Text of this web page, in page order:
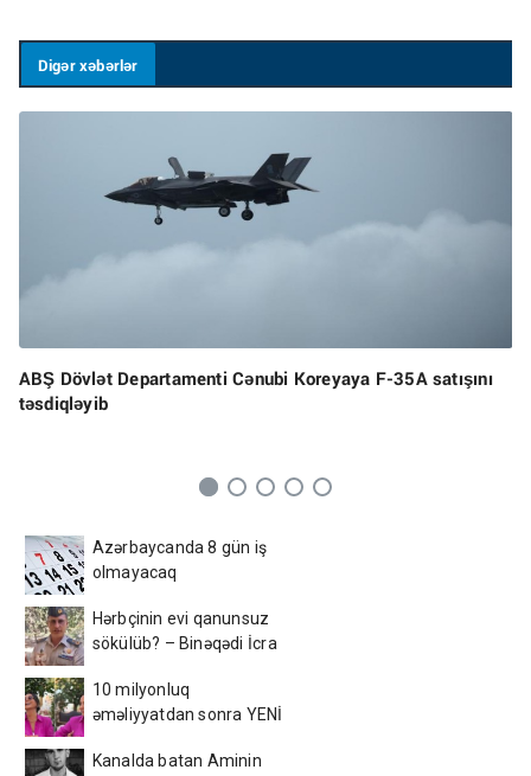
Digər xəbərlər
ABŞ Dövlət Departamenti Cənubi Koreyaya F-35A satışını
təsdiqləyib
Azərbaycanda 8 gün iş
olmayacaq
Hərbçinin evi qanunsuz
sökülüb? – Binəqədi İcra
10 milyonluq
əməliyyatdan sonra YENİ
FOTOLAR
Kanalda batan Aminin